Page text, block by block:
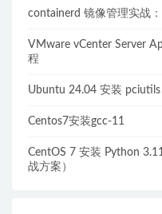
containerd 镜像管理实战
VMware vCenter Server
程
Ubuntu 24.04 安装
Centos7安装gcc-11
CentOS 7 安装 Python
战方案）